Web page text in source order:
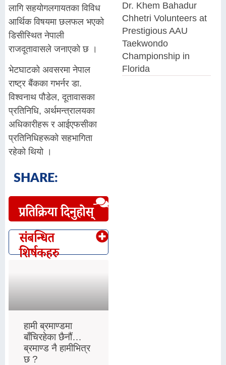
लागि सहयोगलगायतका विविध
आर्थिक विषयमा छलफल भएको
डिसीस्थित नेपाली
राजदूतावासले जनाएको छ ।
भेटघाटको अवसरमा नेपाल
राष्ट्र बैंकका गभर्नर डा.
विश्वनाथ पौडेल, दूतावासका
प्रतिनिधि, अर्थमन्त्रालयका
अधिकारीहरू र आईएफसीका
प्रतिनिधिहरूको सहभागिता
रहेको थियो ।
SHARE:
प्रतिक्रिया दिनुहोस्
संबन्धित
शिर्षकहरु
हामी ब्रमाण्डमा
बाँचिरहेका छैनौं…
ब्रमाण्ड नै हामीभित्र
छ ?
Dr. Khem Bahadur
Chhetri Volunteers at
Prestigious AAU
Taekwondo
Championship in
Florida